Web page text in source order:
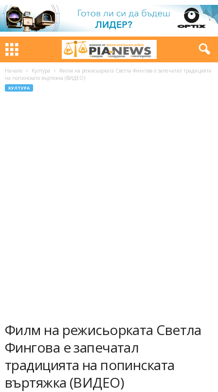
Начало Култура
Филм на режисьорката Светла Фингова е запечатал традицията
на попинската въртяжка (ВИДЕО)
КУЛТУРА
Филм на режисьорката Светла
Фингова е запечатал
традицията на попинската
въртяжка (ВИДЕО)